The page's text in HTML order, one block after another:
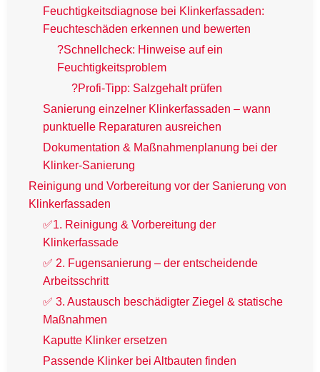
Feuchtigkeitsdiagnose bei Klinkerfassaden:
Feuchteschäden erkennen und bewerten
?Schnellcheck: Hinweise auf ein
Feuchtigkeitsproblem
?Profi-Tipp: Salzgehalt prüfen
Sanierung einzelner Klinkerfassaden – wann
punktuelle Reparaturen ausreichen
Dokumentation & Maßnahmenplanung bei der
Klinker-Sanierung
Reinigung und Vorbereitung vor der Sanierung von
Klinkerfassaden
✅1. Reinigung & Vorbereitung der
Klinkerfassade
✅ 2. Fugensanierung – der entscheidende
Arbeitsschritt
✅ 3. Austausch beschädigter Ziegel & statische
Maßnahmen
Kaputte Klinker ersetzen
Passende Klinker bei Altbauten finden